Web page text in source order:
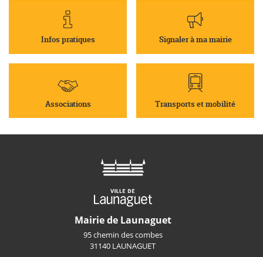
Infos pratiques Signaler à ma mairie
Associations Transports et mobilité
Mairie de Launaguet
95 chemin des combes
31140 LAUNAGUET